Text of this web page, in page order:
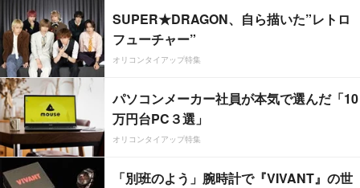
SUPER★DRAGON、自ら描いた”レトロ
フューチャー”
オリコンタイアップ特集
パソコンメーカー社員が本気で選んだ「10
万円台PC３選」
オリコンタイアップ特集
「別班のよう」腕時計で『VIVANT』の世